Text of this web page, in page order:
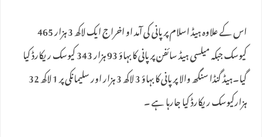
اس کے علاوہ ہیڈ اسلام پر پانی کی آمد او اخراج ایک لاکھ 3 ہزار 465
کیوسک جبکہ میلسی ہیڈ سائفن پر پانی کا بہاؤ 93 ہزار 343 کیوسک ریکارڈ کیا
گیا۔ہیڈ گنڈا سنگھ والا پر پانی کا بہاؤ 3 لاکھ 3 ہزار اور سلیمانکی پر 1 لاکھ 32
ہزارکیوسک ریکارڈ کیا جارہا ہے ۔